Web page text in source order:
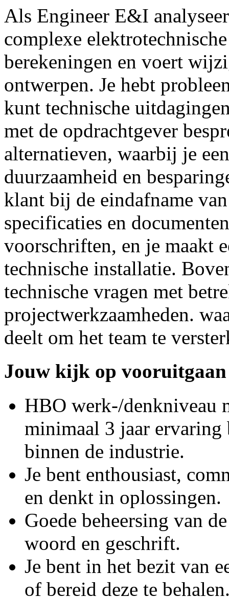
Als Engineer E&I
complexe
berekeningen en voert
ontwerpen. Je hebt
kunt technische
met de opdrachtgever
alternatieven, waarbij je
duurzaamheid en
klant bij de eindafname
specificaties en
voorschriften, en je maakt
technische installatie.
technische vragen met
projectwerkzaamheden.
deelt om het team te
Jouw kijk op vooruitgaan
HBO werk-/denkniveau
minimaal 3 jaar
binnen de industrie.
Je bent enthousiast,
en denkt in oplossingen.
Goede beheersing van
woord en geschrift.
Je bent in het bezit van
of bereid deze te